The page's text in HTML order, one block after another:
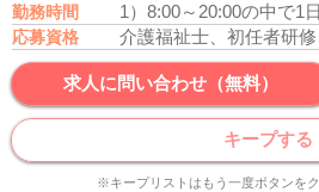
勤務時間 1）8:00～20:00の中で1
応募資格
求人に問い合わせ（無料）
キープする
※キープリストはもう一度ボタンを